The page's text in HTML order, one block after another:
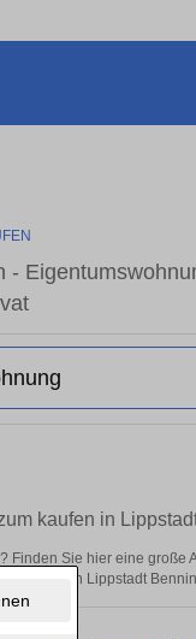
kaufen in
Sie hier eine große
in Lippstadt